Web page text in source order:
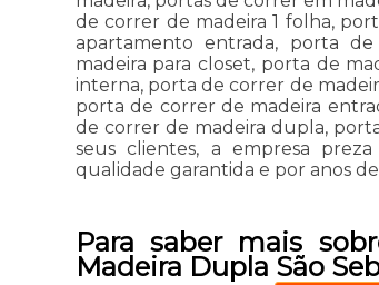
de correr de madeira 1 folha,
apartamento entrada, porta
madeira para closet, porta de
interna, porta de correr de
porta de correr de madeira
de correr de madeira dupla,
seus clientes, a empresa
qualidade garantida e por anos
Para saber mais
Madeira Dupla São